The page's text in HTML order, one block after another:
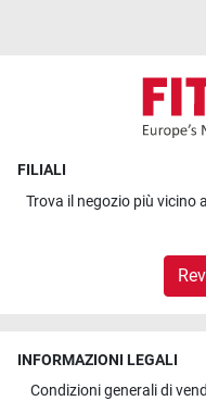
FILIALI
Trova il negozio più vicino
INFORMAZIONI LEGALI
Condizioni generali di